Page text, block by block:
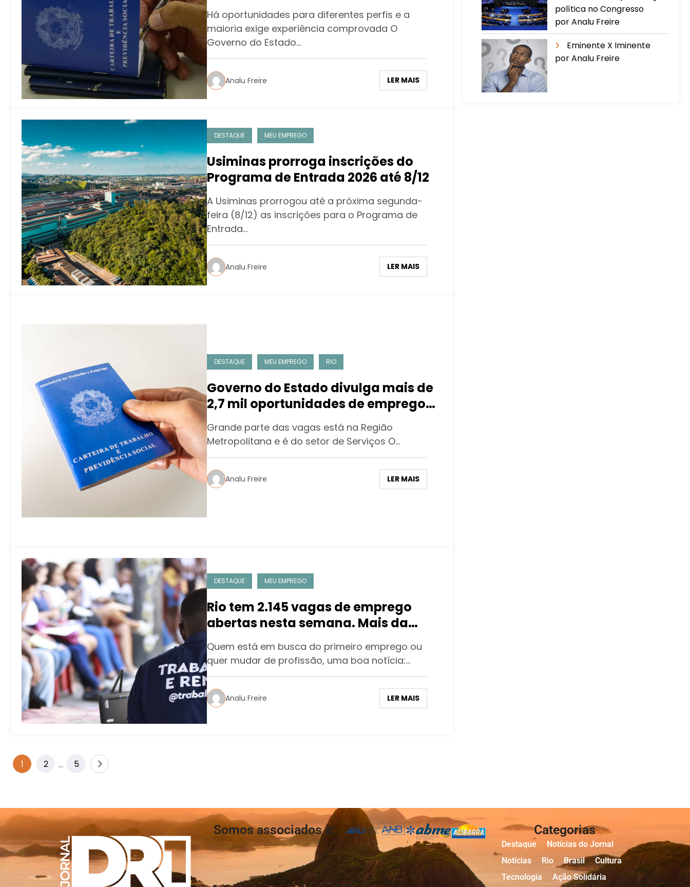
jovem aprendiz
Há oportunidades para diferentes perfis e a
maioria exige experiência comprovada O
Governo do Estado…
Analu Freire LER MAIS
DESTAQUE MEU EMPREGO
Usiminas prorroga inscrições do
Programa de Entrada 2026 até 8/12
A Usiminas prorrogou até a próxima segunda-
feira (8/12) as inscrições para o Programa de
Entrada…
Analu Freire LER MAIS
DESTAQUE MEU EMPREGO RIO
Governo do Estado divulga mais de
2,7 mil oportunidades de emprego
formal, estágio e jovem aprendiz
esta semana
Grande parte das vagas está na Região
Metropolitana e é do setor de Serviços O…
Analu Freire LER MAIS
DESTAQUE MEU EMPREGO
Rio tem 2.145 vagas de emprego
abertas nesta semana. Mais da
metade não exige experiência
Quem está em busca do primeiro emprego ou
quer mudar de profissão, uma boa notícia:…
Analu Freire LER MAIS
1 2 … 5
política no Congresso
por Analu Freire
Eminente X Iminente
por Analu Freire
Somos associados à: Categorias
Destaque
Notícias do Jornal
Notícias
Rio Brasil
Cultura
Tecnologia
Ação Solidária